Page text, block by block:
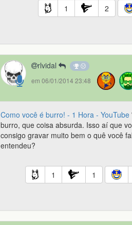
1 2
rlvidal
em 06/01/2014 23:48
Como você é burro! - 1 Hora - YouTube
burro, que coisa absurda. Isso aí que
consigo gravar muito bem o quê você
entendeu?
1 1